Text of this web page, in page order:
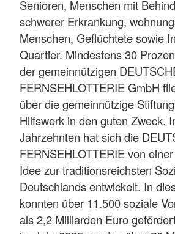
Senioren, Menschen mit
schwerer Erkrankung,
Menschen, Geflüchtete sowie
Quartier. Mindestens 30
der gemeinnützigen
FERNSEHLOTTERIE GmbH
über die gemeinnützige
Hilfswerk in den guten Zweck.
Jahrzehnten hat sich die
FERNSEHLOTTERIE von
Idee zur traditionsreichsten
Deutschlands entwickelt. In
konnten über 11.500 soziale
als 2,2 Milliarden Euro